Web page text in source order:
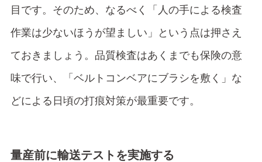
目です。そのため、なるべく「人の手による検査
作業は少ないほうが望ましい」という点は押さえ
ておきましょう。品質検査はあくまでも保険の意
味で行い、「ベルトコンベアにブラシを敷く」な
どによる日頃の打痕対策が最重要です。
量産前に輸送テストを実施する